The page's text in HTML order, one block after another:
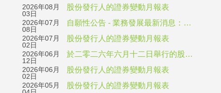
2026年08月
03日
股份發行人的證券變動月報表
2026年07月
08日
自願性公告 - 業務發展最新消息：旗下BOTEC品牌環保透明窗口三文治盒通過審批成為香港環保署綠色餐具平台列表產品
2026年07月
02日
股份發行人的證券變動月報表
2026年06月
12日
於二零二六年六月十二日舉行的股東週年大會的投票表決結果
2026年06月
02日
股份發行人的證券變動月報表
2026年05月
股份發行人的證券變動月報表